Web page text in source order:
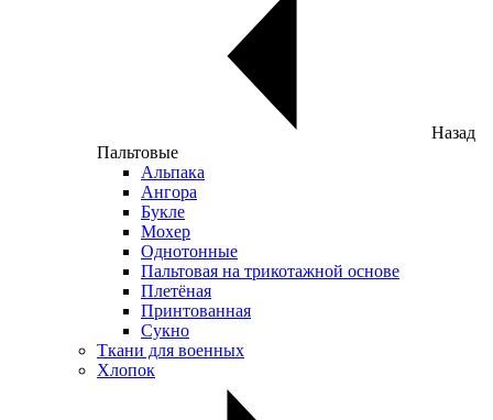
Назад
Пальтовые
Альпака
Ангора
Букле
Мохер
Однотонные
Пальтовая на трикотажной основе
Плетёная
Принтованная
Сукно
Ткани для военных
Хлопок